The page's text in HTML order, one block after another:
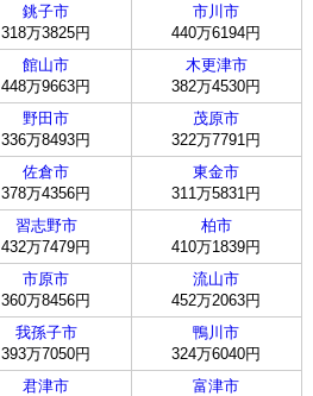
銚子市
318万3825円
市川市
440万6194円
館山市
448万9663円
木更津市
382万4530円
野田市
336万8493円
茂原市
322万7791円
佐倉市
378万4356円
東金市
311万5831円
習志野市
432万7479円
柏市
410万1839円
市原市
360万8456円
流山市
452万2063円
我孫子市
393万7050円
鴨川市
324万6040円
君津市
富津市